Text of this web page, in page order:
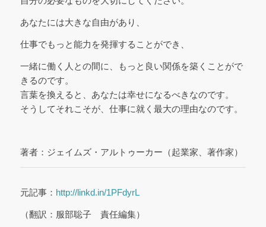
あなたには大きな自由があり、
仕事でもっと能力を発揮することができ、
一緒に働く人との間に、もっと良い関係を築くことがで
きるのです。
言葉を換えると、あなたは幸せになるべきなのです。
そうしてそれこそが、仕事に就く最大の理由なのです。
著者：ジェイムズ・アルトゥーカー（起業家、著作家）
元記事： http://linkd.in/1PFdyrL
（翻訳：服部聡子 責任編集）